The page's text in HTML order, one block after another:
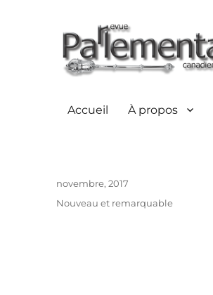
Accueil À propos
Auteur
Publié
novembre, 2017
Catégories
Nouveau et remarquable